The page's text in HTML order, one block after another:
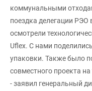
коммунальными
поездка делегации
осмотрели
Uflex. С нами
упаковки. Также было
совместного проекта
- заявил генеральный